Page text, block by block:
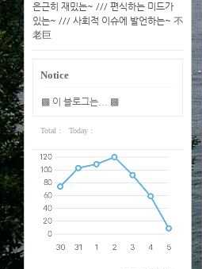
은근히 재밌는~ /// 편식하는 미드가
있는~ /// 사회적 이슈에 발언하는~ 不
老巨
Notice
▩ 이 블로그는... ▩
Total : Today :